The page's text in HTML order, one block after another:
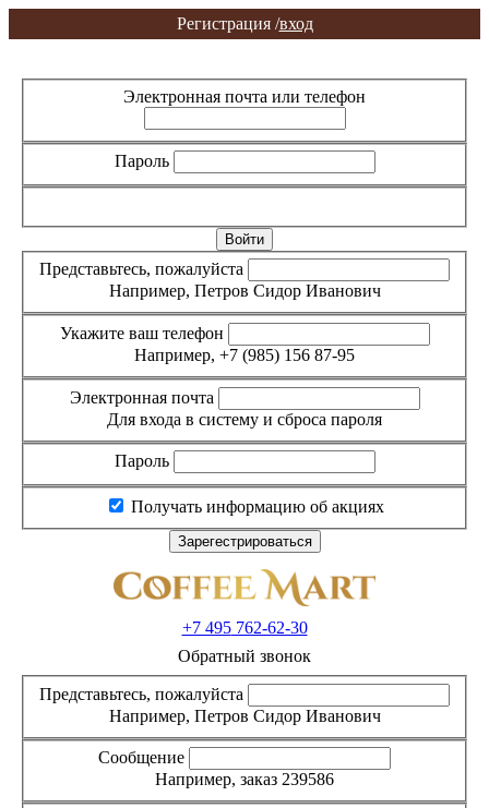
Регистрация /вход
Электронная почта или телефон
Пароль
Представьтесь, пожалуйста
Например, Петров Сидор Иванович
Укажите ваш телефон
Например, +7 (985) 156 87-95
Электронная почта
Для входа в систему и сброса пароля
Пароль
Получать информацию об акциях
+7 495762-62-30
Обратный звонок
Представьтесь, пожалуйста
Например, Петров Сидор Иванович
Сообщение
Например, заказ 239586